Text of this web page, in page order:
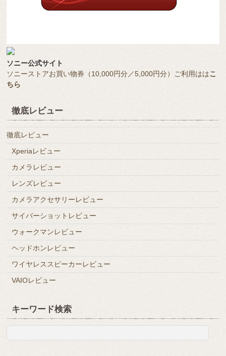
ソニー公式サイト
ソニーストアお買い物券（10,000円分／5,000円分）ご利用ははこ
ちら
徹底レビュー
徹底レビュー
Xperiaレビュー
カメラレビュー
レンズレビュー
カメラアクセサリーレビュー
サイバーショットレビュー
ウォークマンレビュー
ヘッドホンレビュー
ワイヤレススピーカーレビュー
VAIOレビュー
キーワード検索